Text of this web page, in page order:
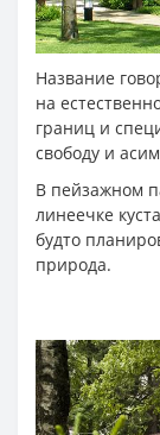
Название
на
границ и
свободу и
В пейзажном
линеечке
будто
природа.